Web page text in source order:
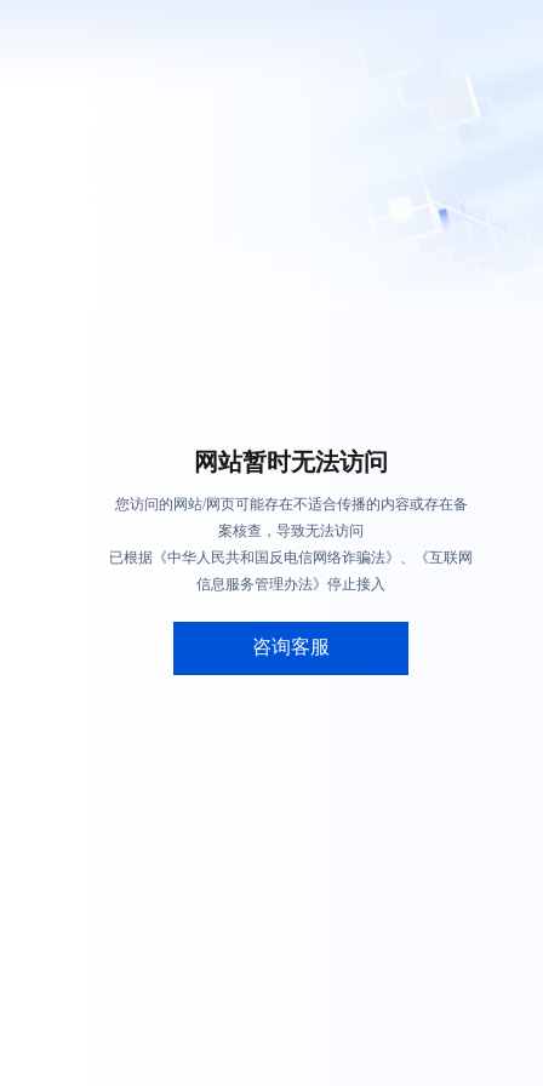
网站暂时无法访问
您访问的网站/网页可能存在不适合传播的内容或存在备
案核查，导致无法访问
已根据《中华人民共和国反电信网络诈骗法》、《互联网
信息服务管理办法》停止接入
咨询客服